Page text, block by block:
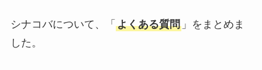
シナコバについて、「 よくある質問」をまとめま
した。